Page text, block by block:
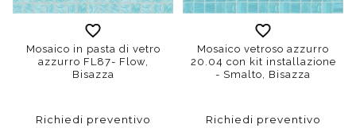
Mosaico in pasta di vetro
azzurro FL87- Flow,
Bisazza
Richiedi preventivo
Mosaico vetroso azzurro
20.04 con kit installazione
- Smalto, Bisazza
Richiedi preventivo